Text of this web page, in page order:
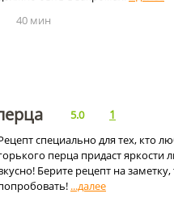
40 мин
5.0 1
специально для тех, кто
перца придаст
Берите рецепт на